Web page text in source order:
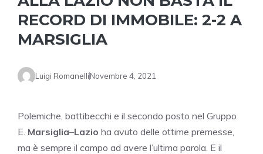
RECORD DI IMMOBILE: 2-2 A
MARSIGLIA
Luigi RomanelliNovembre 4, 2021
Polemiche, battibecchi e il secondo posto nel Gruppo
E. Marsiglia–Lazio ha avuto delle ottime premesse,
ma è sempre il campo ad avere l’ultima parola. E il